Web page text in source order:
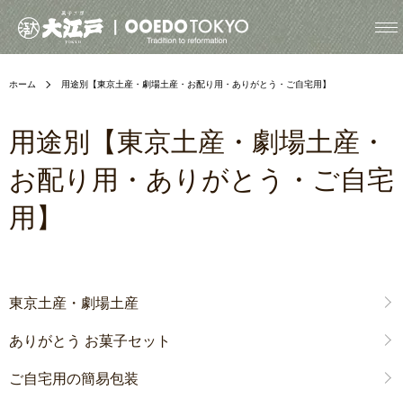
ホーム 用途別【東京土産・劇場土産・お配り用・ありがとう・ご自宅用】
用途別【東京土産・劇場土産・
お配り用・ありがとう・ご自宅
用】
東京土産・劇場土産
ありがとう お菓子セット
ご自宅用の簡易包装